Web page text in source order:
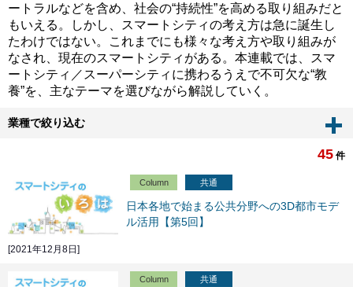
ートラルなどを含め、社会の“持続性”を高める取り組みだと
もいえる。しかし、スマートシティの考え方は急に誕生し
たわけではない。これまでにも様々な考え方や取り組みが
なされ、現在のスマートシティがある。本連載では、スマ
ートシティ／スーパーシティに携わるうえで不可欠な“教
養”を、主なテーマを選びながら解説していく。
業種で絞り込む
45 件
Column 共通
日本各地で始まる公共分野への3D都市モデ
ル活用【第5回】
[2021年12月8日]
Column 共通